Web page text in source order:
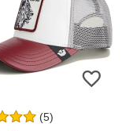
(5)